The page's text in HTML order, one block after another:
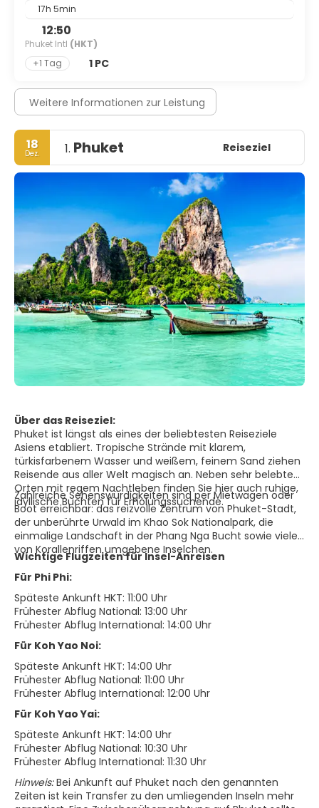
17h 5min
12:50
Phuket Intl (HKT)
+1 Tag
1 PC
Weitere Informationen zur Leistung
18
Dez. 1. Phuket Reiseziel
Über das Reiseziel:
Phuket ist längst als eines der beliebtesten Reiseziele
Asiens etabliert. Tropische Strände mit klarem,
türkisfarbenem Wasser und weißem, feinem Sand ziehen
Reisende aus aller Welt magisch an. Neben sehr belebten
Orten mit regem Nachtleben finden Sie hier auch ruhige,
idyllische Buchten für Erholungssuchende.
Zahlreiche Sehenswürdigkeiten sind per Mietwagen oder
Boot erreichbar: das reizvolle Zentrum von Phuket-Stadt,
der unberührte Urwald im Khao Sok Nationalpark, die
einmalige Landschaft in der Phang Nga Bucht sowie viele
von Korallenriffen umgebene Inselchen.
Wichtige Flugzeiten für Insel-Anreisen
Für Phi Phi:
Späteste Ankunft HKT: 11:00 Uhr
Frühester Abflug National: 13:00 Uhr
Frühester Abflug International: 14:00 Uhr
Für Koh Yao Noi:
Späteste Ankunft HKT: 14:00 Uhr
Frühester Abflug National: 11:00 Uhr
Frühester Abflug International: 12:00 Uhr
Für Koh Yao Yai:
Späteste Ankunft HKT: 14:00 Uhr
Frühester Abflug National: 10:30 Uhr
Frühester Abflug International: 11:30 Uhr
Hinweis:Bei Ankunft auf Phuket nach den genannten
Zeiten ist kein Transfer zu den umliegenden Inseln mehr